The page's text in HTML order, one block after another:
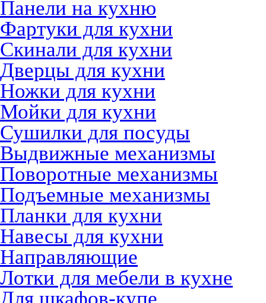
Панели на кухню
Фартуки для кухни
Скинали для кухни
Дверцы для кухни
Ножки для кухни
Мойки для кухни
Сушилки для посуды
Выдвижные механизмы
Поворотные механизмы
Подъемные механизмы
Планки для кухни
Навесы для кухни
Направляющие
Лотки для мебели в кухне